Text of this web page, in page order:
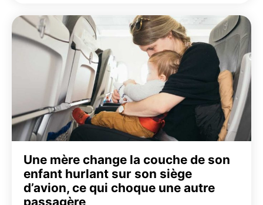
Une mère change la couche de son
enfant hurlant sur son siège
d’avion, ce qui choque une autre
passagère